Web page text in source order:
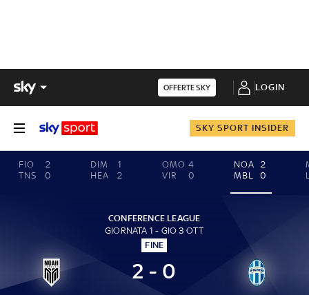
OFFERTE SKY LOGIN
SKY SPORT INSIDER
FIO
2
TNS
0
DIM
1
HEA
2
OMO 4
VIR
0
NOA
2
MBL
0
CONFERENCE LEAGUE
GIORNATA 1 - GIO 3 OTT
FINE
2 - 0